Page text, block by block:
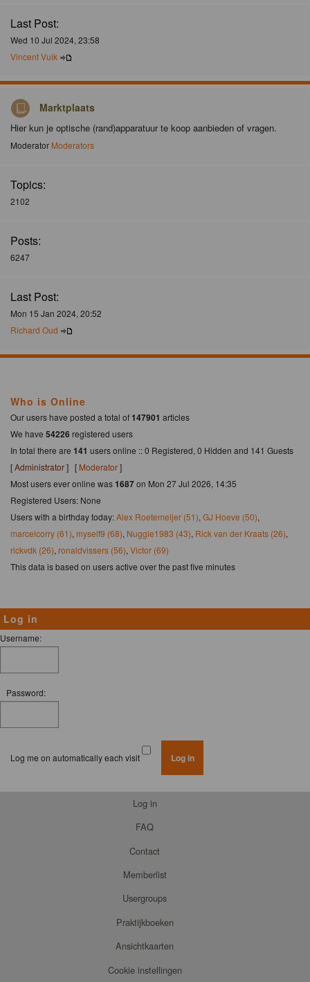
Last Post:
Wed 10 Jul 2024, 23:58
Vincent Vuik
Marktplaats
Hier kun je optische (rand)apparatuur te koop aanbieden of vragen.
Moderator Moderators
Topics:
2102
Posts:
6247
Last Post:
Mon 15 Jan 2024, 20:52
Richard Oud
Who is Online
Our users have posted a total of147901 articles
We have 54226 registered users
In total there are 141 users online :: 0 Registered, 0 Hidden and 141 Guests
[Administrator] [ Moderator]
Most users ever online was1687on Mon 27 Jul 2026, 14:35
Registered Users: None
Users with a birthday today:Alex Roetemeijer (51), GJ Hoeve (50),
marcelcorry (61), myself9 (68), Nuggie1983 (43), Rick van der Kraats (26),
rickvdk (26), ronaldvissers (56), Victor (69)
This data is based on users active over the past five minutes
Log in
Username:
Password:
Log me on automatically each visit
Log in
FAQ
Contact
Memberlist
Usergroups
Praktijkboeken
Ansichtkaarten
Cookie instellingen